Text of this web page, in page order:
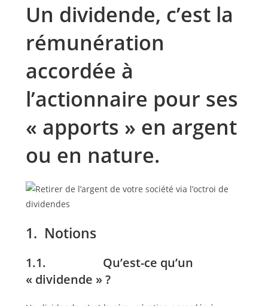
Un dividende, c’est la
rémunération
accordée à
l’actionnaire pour ses
« apports » en argent
ou en nature.
1. Notions
1.1. Qu’est-ce qu’un
« dividende » ?